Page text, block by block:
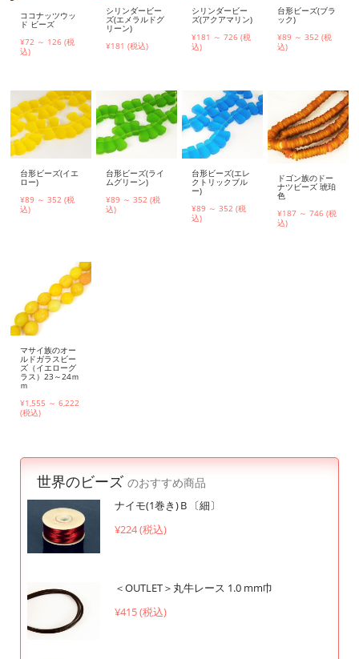
ココナッツウッ
ド ビーズ
¥72 ～ 126 (税
込)
シリンダービー
ズ(エメラルドグ
リーン)
¥181 (税込)
シリンダービー
ズ(アクアマリン)
¥181 ～ 726 (税
込)
台形ビーズ(ブラ
ック)
¥89 ～ 352 (税
込)
台形ビーズ(イエ
ロー)
¥89 ～ 352 (税
込)
台形ビーズ(ライ
ムグリーン)
¥89 ～ 352 (税
込)
台形ビーズ(エレ
クトリックブル
ー)
¥89 ～ 352 (税
込)
ドゴン族のドー
ナツビーズ 琥珀
色
¥187 ～ 746 (税
込)
マサイ族のオー
ルドガラスビー
ズ（イエローグ
ラス）23～24ｍ
ｍ
¥1,555 ～ 6,222
(税込)
世界のビーズ のおすすめ商品
ナイモ(1巻き)Ｂ〔細〕
¥224 (税込)
＜OUTLET＞丸牛レース 1.0 mm巾
¥415 (税込)